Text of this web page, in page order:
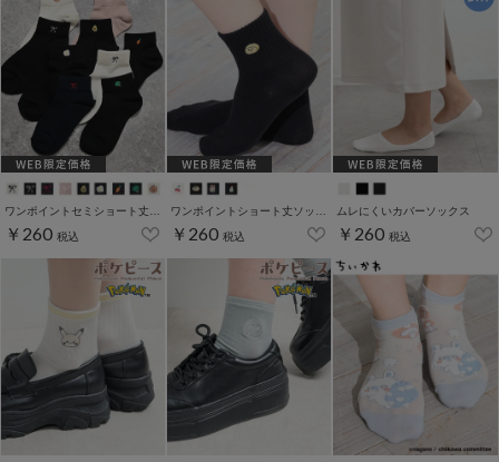
￥260 税込 ￥260 税込
ムレにくいカバーソックス
￥260 税込